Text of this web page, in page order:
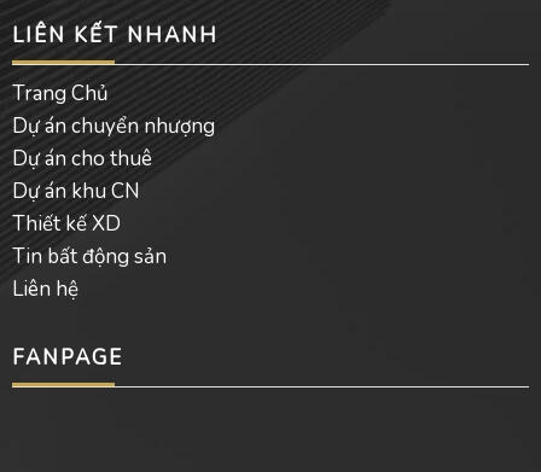
LIÊN KẾT NHANH
Trang Chủ
Dự án chuyển nhượng
Dự án cho thuê
Dự án khu CN
Thiết kế XD
Tin bất động sản
Liên hệ
FANPAGE